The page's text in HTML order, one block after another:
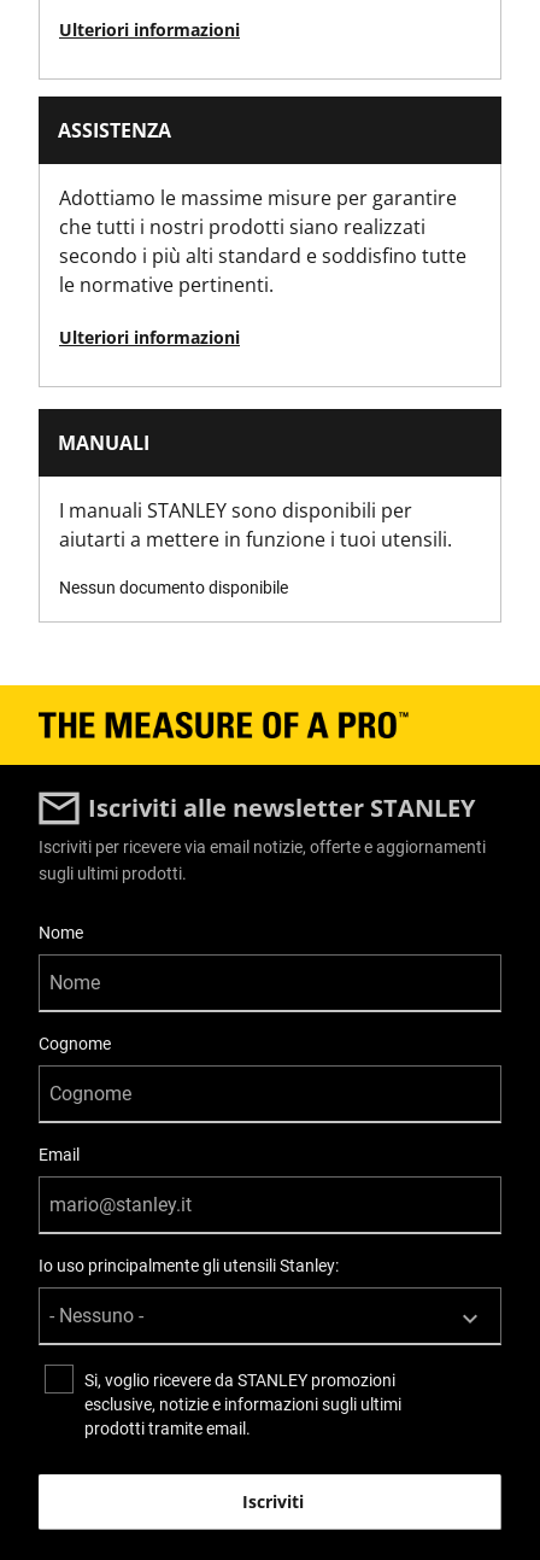
Peso del prodotto Lordo [Kg]
4
Peso del prodotto [Kg]
2
3.774
Larghezza del prodotto [in]
Larghezza del prodotto [mm]
160
Ulteriori informazioni
ASSISTENZA
Adottiamo le massime misure per garantire
che tutti i nostri prodotti siano realizzati
secondo i più alti standard e soddisfino tutte
le normative pertinenti.
Ulteriori informazioni
MANUALI
I manuali STANLEY sono disponibili per
aiutarti a mettere in funzione i tuoi utensili.
Nessun documento disponibile
Iscriviti alle newsletter STANLEY
Iscriviti per ricevere via email notizie, offerte e aggiornamenti
sugli ultimi prodotti.
Nome
Cognome
Email
Io uso principalmente gli utensili Stanley:
Si, voglio ricevere da STANLEY promozioni
esclusive, notizie e informazioni sugli ultimi
prodotti tramite email.